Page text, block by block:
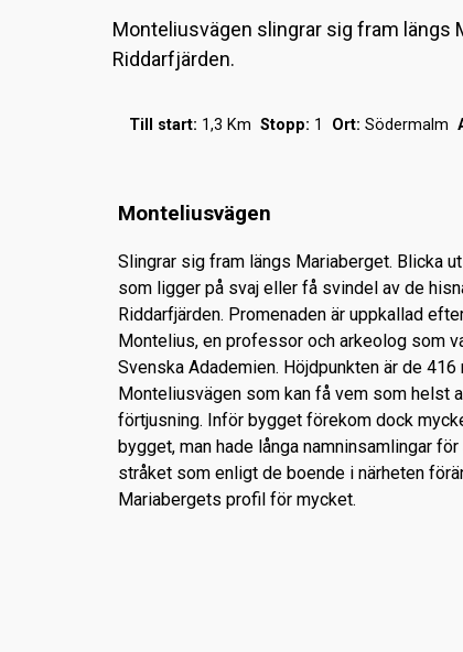
Monteliusvägen slingrar sig fram längs
Riddarfjärden.
Till start: 1,3 Km Stopp: 1 Ort: Södermalm
Monteliusvägen
Slingrar sig fram längs Mariaberget. Blicka
som ligger på svaj eller få svindel av de
Riddarfjärden. Promenaden är uppkallad
Montelius, en professor och arkeolog som
Svenska Adademien. Höjdpunkten är de 416
Monteliusvägen som kan få vem som helst
förtjusning. Inför bygget förekom dock
bygget, man hade långa namninsamlingar
stråket som enligt de boende i närheten
Mariabergets profil för mycket.